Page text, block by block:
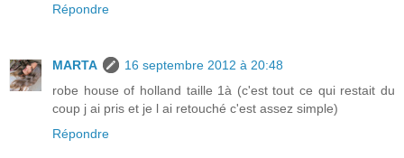
Répondre
MARTA
16 septembre 2012 à 20:48
robe house of holland taille 1à (c'est tout ce qui restait du
coup j ai pris et je l ai retouché c'est assez simple)
Répondre